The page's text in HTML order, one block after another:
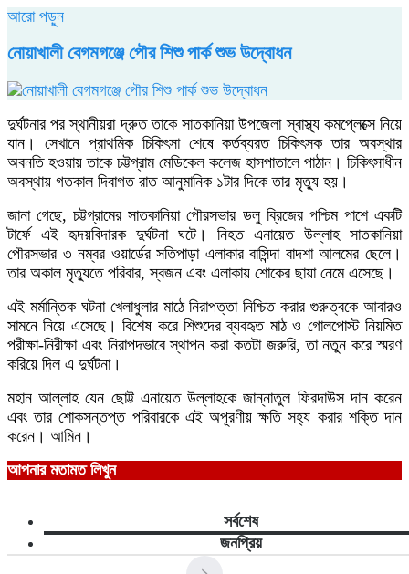
আরো পড়ুন
নোয়াখালী বেগমগঞ্জে পৌর শিশু পার্ক শুভ উদ্বোধন
দুর্ঘটনার পর স্থানীয়রা দ্রুত তাকে সাতকানিয়া উপজেলা স্বাস্থ্য কমপ্লেক্সে নিয়ে
যান। সেখানে প্রাথমিক চিকিৎসা শেষে কর্তব্যরত চিকিৎসক তার অবস্থার
অবনতি হওয়ায় তাকে চট্টগ্রাম মেডিকেল কলেজ হাসপাতালে পাঠান। চিকিৎসাধীন
অবস্থায় গতকাল দিবাগত রাত আনুমানিক ১টার দিকে তার মৃত্যু হয়।
জানা গেছে, চট্টগ্রামের সাতকানিয়া পৌরসভার ডলু ব্রিজের পশ্চিম পাশে একটি
টার্ফে এই হৃদয়বিদারক দুর্ঘটনা ঘটে। নিহত এনায়েত উল্লাহ সাতকানিয়া
পৌরসভার ৩ নম্বর ওয়ার্ডের সতিপাড়া এলাকার বাসিন্দা বাদশা আলমের ছেলে।
তার অকাল মৃত্যুতে পরিবার, স্বজন এবং এলাকায় শোকের ছায়া নেমে এসেছে।
এই মর্মান্তিক ঘটনা খেলাধুলার মাঠে নিরাপত্তা নিশ্চিত করার গুরুত্বকে আবারও
সামনে নিয়ে এসেছে। বিশেষ করে শিশুদের ব্যবহৃত মাঠ ও গোলপোস্ট নিয়মিত
পরীক্ষা-নিরীক্ষা এবং নিরাপদভাবে স্থাপন করা কতটা জরুরি, তা নতুন করে স্মরণ
করিয়ে দিল এ দুর্ঘটনা।
মহান আল্লাহ যেন ছোট্ট এনায়েত উল্লাহকে জান্নাতুল ফিরদাউস দান করেন
এবং তার শোকসন্তপ্ত পরিবারকে এই অপূরণীয় ক্ষতি সহ্য করার শক্তি দান
করেন। আমিন।
আপনার মতামত লিখুন
সর্বশেষ
জনপ্রিয়